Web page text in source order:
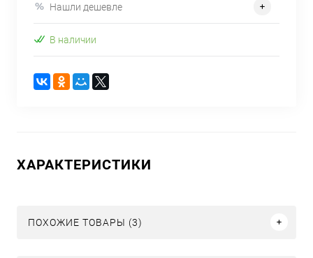
Нашли дешевле
В наличии
ХАРАКТЕРИСТИКИ
ПОХОЖИЕ ТОВАРЫ (3)